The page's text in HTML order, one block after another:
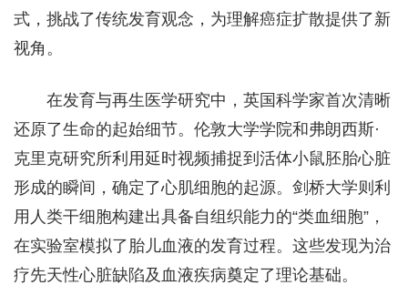
式，挑战了传统发育观念，为理解癌症扩散提供了新
视角。
在发育与再生医学研究中，英国科学家首次清晰
还原了生命的起始细节。伦敦大学学院和弗朗西斯·
克里克研究所利用延时视频捕捉到活体小鼠胚胎心脏
形成的瞬间，确定了心肌细胞的起源。剑桥大学则利
用人类干细胞构建出具备自组织能力的“类血细胞”，
在实验室模拟了胎儿血液的发育过程。这些发现为治
疗先天性心脏缺陷及血液疾病奠定了理论基础。